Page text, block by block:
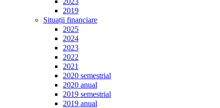
2019
Situații financiare
2025
2024
2023
2022
2021
2020 semestrial
2020 anual
2019 semestrial
2019 anual